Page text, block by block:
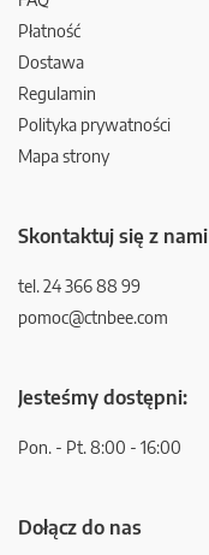
Płatność
Dostawa
Regulamin
Polityka prywatności
Mapa strony
Skontaktuj się z nami
tel. 24 366 88 99
pomoc@ctnbee.com
Jesteśmy dostępni:
Pon. - Pt. 8:00 - 16:00
Dołącz do nas